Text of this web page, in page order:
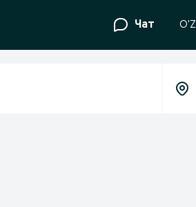
Чат O'Z